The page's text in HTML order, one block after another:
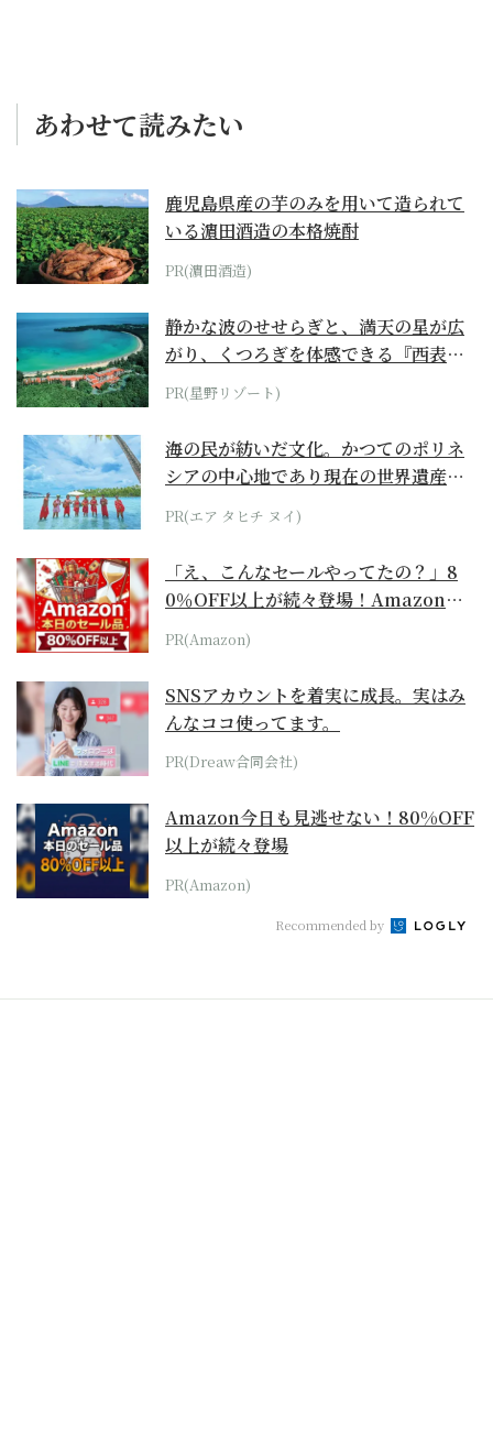
あわせて読みたい
鹿児島県産の芋のみを用いて造られて
いる濵田酒造の本格焼酎
PR(濵田酒造)
静かな波のせせらぎと、満天の星が広
がり、くつろぎを体感できる『西表島
ホテル by...
PR(星野リゾート)
海の民が紡いだ文化。かつてのポリネ
シアの中心地であり現在の世界遺産か
らみえてくる...
PR(エア タヒチ ヌイ)
「え、こんなセールやってたの？」8
0％OFF以上が続々登場！Amazonの
本気が...
PR(Amazon)
SNSアカウントを着実に成長。実はみ
んなココ使ってます。
PR(Dreaw合同会社)
Amazon今日も見逃せない！80%OFF
以上が続々登場
PR(Amazon)
Recommended by